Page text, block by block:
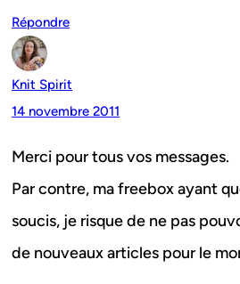
Répondre
Knit Spirit
14 novembre 2011
Merci pour tous vos messages.
Par contre, ma freebox ayant
soucis, je risque de ne pas
de nouveaux articles pour le